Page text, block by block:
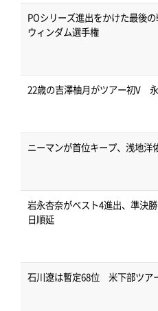
POシリーズ進出をかけた最後
ウィンダム選手権
22歳の吉澤柚月がツアー初V
ニーマンが首位キープ、浅地
岩永杏奈がベスト4進出、準決
日順延
石川遼は暫定68位 米下部ツア